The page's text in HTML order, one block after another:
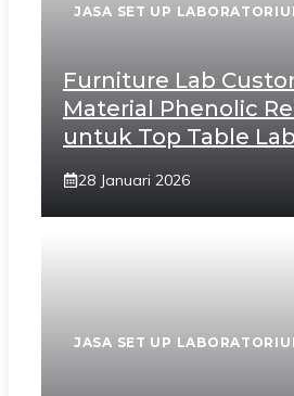
JASA SET UP
Furniture Lab
Material Phenolic
untuk Top Table
28 Januari 2026
JASA SET UP